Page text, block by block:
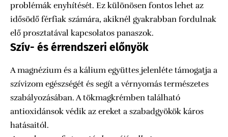
problémák enyhítését. Ez különösen fontos lehet az
idősödő férfiak számára, akiknél gyakrabban fordulnak
elő prosztatával kapcsolatos panaszok.
Szív- és érrendszeri előnyök
A magnézium és a kálium együttes jelenléte támogatja a
szívizom egészségét és segít a vérnyomás természetes
szabályozásában. A tökmagkrémben található
antioxidánsok védik az ereket a szabadgyökök káros
hatásaitól.